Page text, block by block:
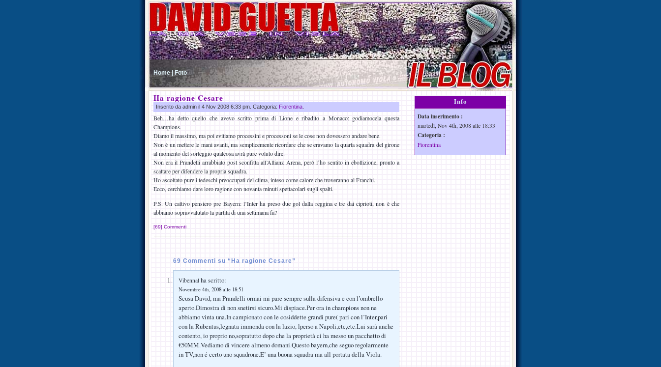
Home | Foto
Ha ragione Cesare
Inserito da admin il 4 Nov 2008 6:33 pm. Categoria: Fiorentina
Beh…ha detto quello che avevo scritto prima di Lione e ribadito a Monaco: godiamocela questa
Champions.
Diamo il massimo, ma poi evitiamo processini e processoni se le cose non dovessero andare bene.
Non è un mettere le mani avanti, ma semplicemente ricordare che se eravamo la quarta squadra del girone
al momento del sorteggio qualcosa avrà pure voluto dire.
Non era il Prandelli arrabbiato post sconfitta all’Allianz Arena, però l’ho sentito in ebollizione, pronto a
scattare per difendere la propria squadra.
Ho ascoltato pure i tedeschi preoccupati del clima, inteso come calore che troveranno al Franchi.
Ecco, cerchiamo dare loro ragione con novanta minuti spettacolari sugli spalti.
P.S. Un cattivo pensiero pre Bayern: l’Inter ha preso due gol dalla reggina e tre dai ciprioti, non è che
abbiamo sopravvalutato la partita di una settimana fa?
[69] Commenti
69 Commenti su “Ha ragione Cesare”
Vibennal ha scritto:
Novembre 4th, 2008 alle 18:51
Scusa David, ma Prandelli ormai mi pare sempre sulla difensiva e con l’ombrello
aperto.Dimostra di non snetirsi sicuro.Mi dispiace.Per ora in champions non ne
abbiamo vinta una.In campionato con le cosiddette grandi pure( pari con l’Inter,pari
con la Rubentus,legnata immonda con la lazio, lperso a Napoli,etc,etc.Lui sarà anche
contento, io proprio no,sopratutto dopo che la proprietà ci ha messo un pacchetto di
€50MM.Vediamo di vincere almeno domani.Questo bayern,che seguo regolarmente
in TV,non é certo uno squadrone.E’ una buona squadra ma all portata della Viola.
Info
Data inserimento :
martedì, Nov 4th, 2008 alle 18:33
Categoria :
Fiorentina